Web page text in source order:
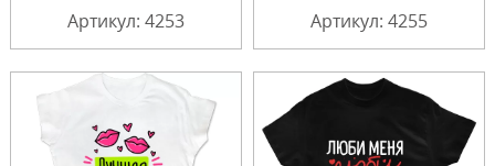
Артикул: 4253 Артикул: 4255